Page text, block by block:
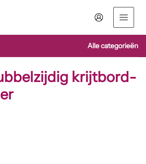
Alle categorieën
krijtbord-